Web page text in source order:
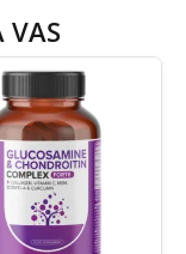
VAS